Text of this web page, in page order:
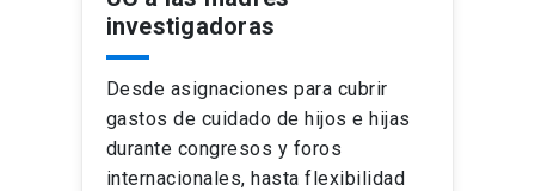
investigadoras
Desde asignaciones para cubrir
gastos de cuidado de hijos e hijas
durante congresos y foros
internacionales, hasta flexibilidad